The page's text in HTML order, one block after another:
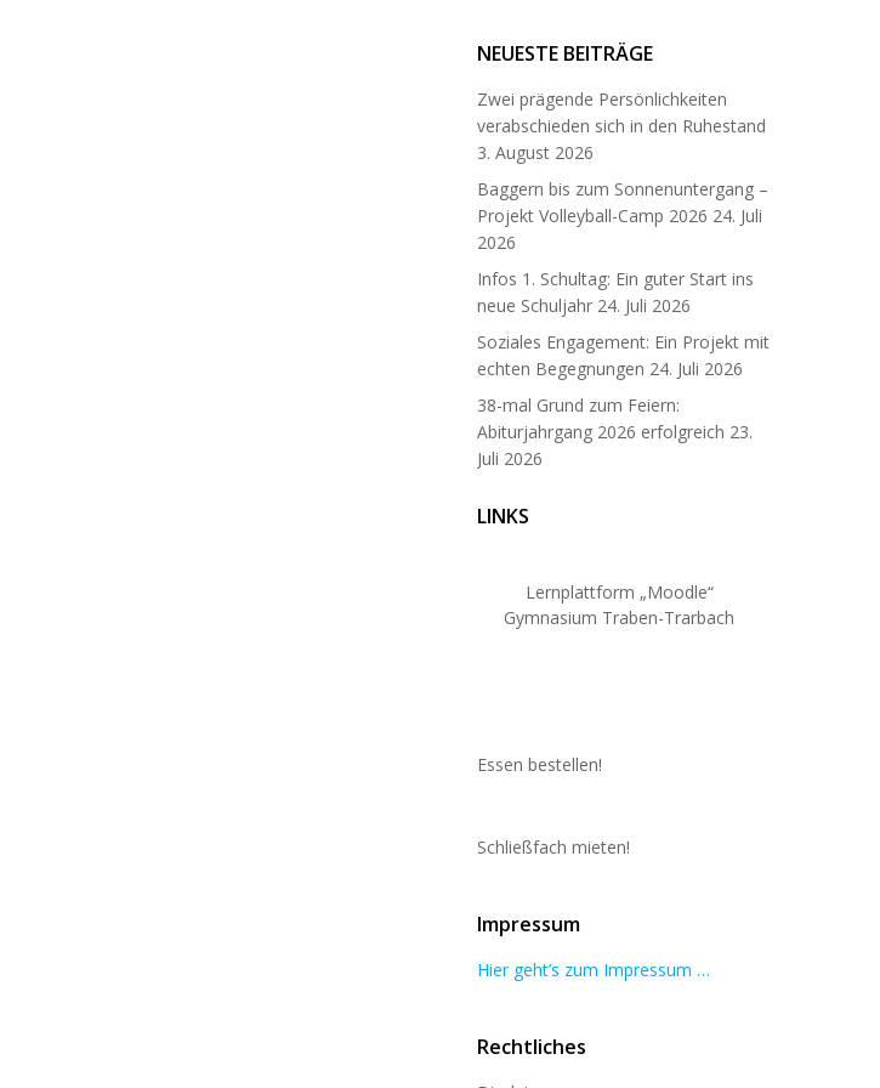
NEUESTE BEITRÄGE
Zwei prägende Persönlichkeiten
verabschieden sich in den Ruhestand
3. August 2026
Baggern bis zum Sonnenuntergang –
Projekt Volleyball-Camp 2026 24. Juli
2026
Infos 1. Schultag: Ein guter Start ins
neue Schuljahr 24. Juli 2026
Soziales Engagement: Ein Projekt mit
echten Begegnungen 24. Juli 2026
38-mal Grund zum Feiern:
Abiturjahrgang 2026 erfolgreich 23.
Juli 2026
LINKS
Lernplattform „Moodle“
Gymnasium Traben-Trarbach
Essen bestellen!
Schließfach mieten!
Impressum
Hier geht’s zum Impressum …
Rechtliches